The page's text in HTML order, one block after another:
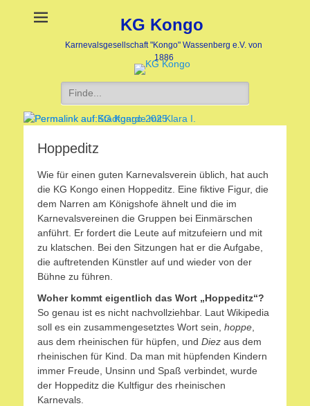
KG Kongo
Karnevalsgesellschaft "Kongo" Wassenberg e.V. von
1886
Suche
nach:
am:
nach
Heike
Jaegers
Stadtgarde mit Klara I.
am:
nach
Heike
Jaegers
Hoppeditz
Wie für einen guten Karnevalsverein üblich, hat auch
die KG Kongo einen Hoppeditz. Eine fiktive Figur, die
dem Narren am Königshofe ähnelt und die im
Karnevalsvereinen die Gruppen bei Einmärschen
anführt. Er fordert die Leute auf mitzufeiern und mit
zu klatschen. Bei den Sitzungen hat er die Aufgabe,
die auftretenden Künstler auf und wieder von der
Bühne zu führen.
Woher kommt eigentlich das Wort „Hoppeditz“?
So genau ist es nicht nachvollziehbar. Laut Wikipedia
soll es ein zusammengesetztes Wort sein, hoppe
aus dem rheinischen für hüpfen, und Diez aus dem
rheinischen für Kind. Da man mit hüpfenden Kindern
immer Freude, Unsinn und Spaß verbindet, wurde
der Hoppeditz die Kultfigur des rheinischen
Karnevals.